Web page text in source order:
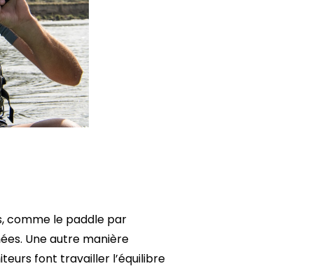
comme le paddle par
Une autre manière
font travailler l’équilibre